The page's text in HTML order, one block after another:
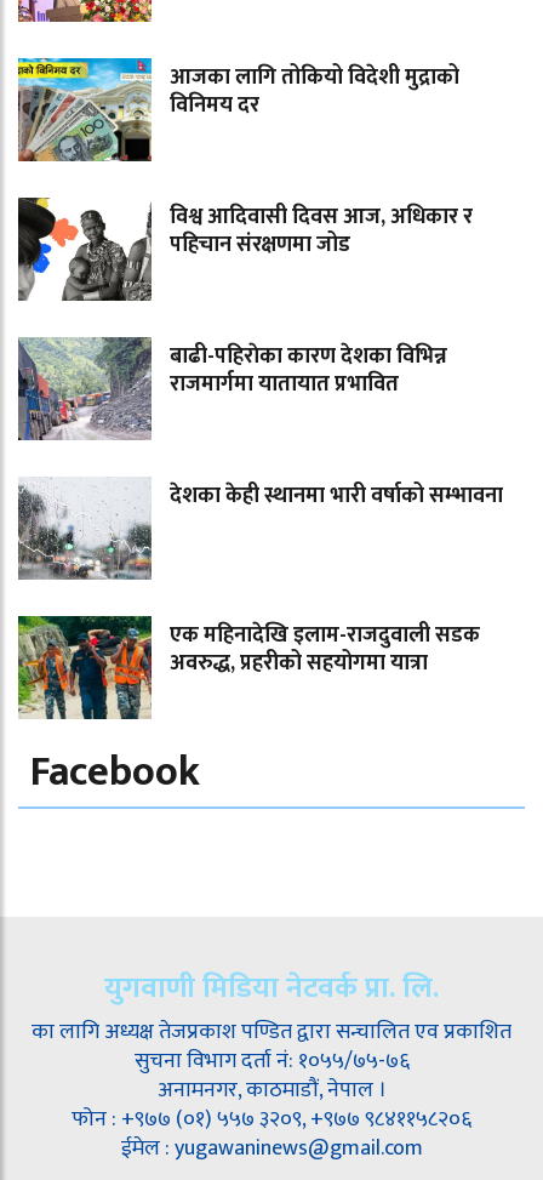
आजका लागि तोकियो विदेशी मुद्राको
विनिमय दर
विश्व आदिवासी दिवस आज, अधिकार र
पहिचान संरक्षणमा जोड
बाढी-पहिराेका कारण देशका विभिन्न
राजमार्गमा यातायात प्रभावित
देशका केही स्थानमा भारी वर्षाको सम्भावना
एक महिनादेखि इलाम-राजदुवाली सडक
अवरुद्ध, प्रहरीको सहयोगमा यात्रा
Facebook
युगवाणी मिडिया नेटवर्क प्रा. लि.
का लागि अध्यक्ष तेजप्रकाश पण्डित द्वारा सन्चालित एव प्रकाशित
सुचना विभाग दर्ता नं: १०५५/७५-७६
अनामनगर, काठमाडौं, नेपाल ।
फोन : +९७७ (०१) ५५७ ३२०९, +९७७ ९८४११५८२०६
ईमेल : yugawaninews@gmail.com